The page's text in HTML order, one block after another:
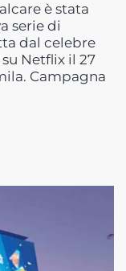
è stata
serie di
dal celebre
Netflix il 27
Campagna